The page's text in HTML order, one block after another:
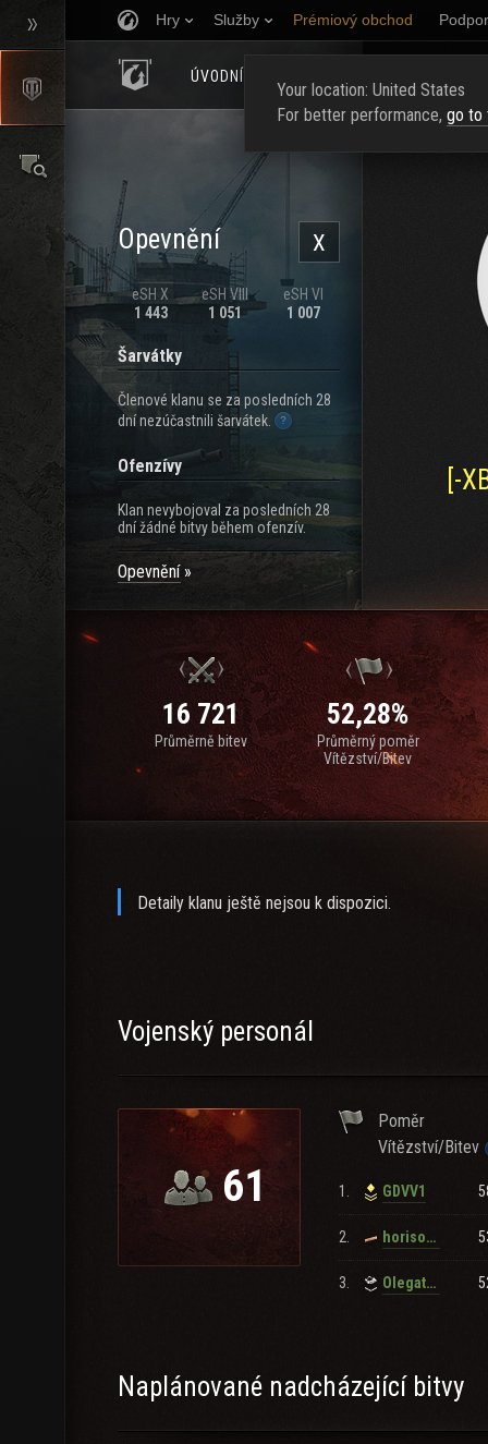
Hry Služby Prémiový obchod
ÚVODNÍ STRÁNKA
X
Opevnění
eSH X
1 443
eSH VIII
1 051
eSH VI
1 007
Šarvátky
Členové klanu se za posledních 28
dní nezúčastnili šarvátek.
Ofenzívy
Klan nevybojoval za posledních 28
dní žádné bitvy během ofenzív.
Opevnění
[-
16 721
Průměrně bitev
52,28%
Průměrný poměr
Vítězství/Bitev
Detaily klanu ještě nejsou k dispozici.
Vojenský personál
61
Poměr
Vítězství/Bitev
1. GDVV1
2. horison855
3. Olegatorrrrr
Naplánované nadcházející bitvy
Your location: United States
For better performance, go to